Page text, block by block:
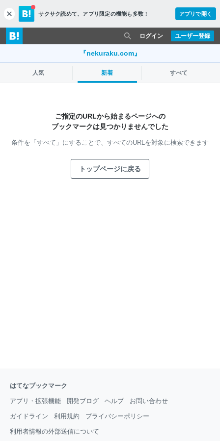
c
l
o
s
サクサク読めて、 アプリ限定の機能も多数！ アプリで開く
ユーザー登録
ログイン
『nekuraku.com』
人気 新着 すべて
ご指定のURLから始まるページへの
ブックマークは見つかりませんでした
条件を「すべて」にすることで、 すべてのURLを対象に検索できます
トップページに戻る
はてなブックマーク
アプリ・拡張機能 開発ブログ ヘルプ お問い合わせ
ガイドライン 利用規約 プライバシーポリシー
利用者情報の外部送信について